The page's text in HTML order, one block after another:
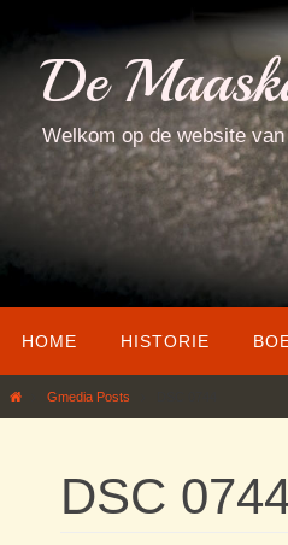
inhoudDe
Welkom op de website
naar
de
HOME HISTORIE
HomeGmedia Posts
DSC